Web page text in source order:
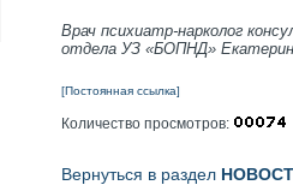
Врач психиатр-нарколог
отдела УЗ «БОПНД»
[Постоянная ссылка]
Количество просмотров:
Вернуться в раздел